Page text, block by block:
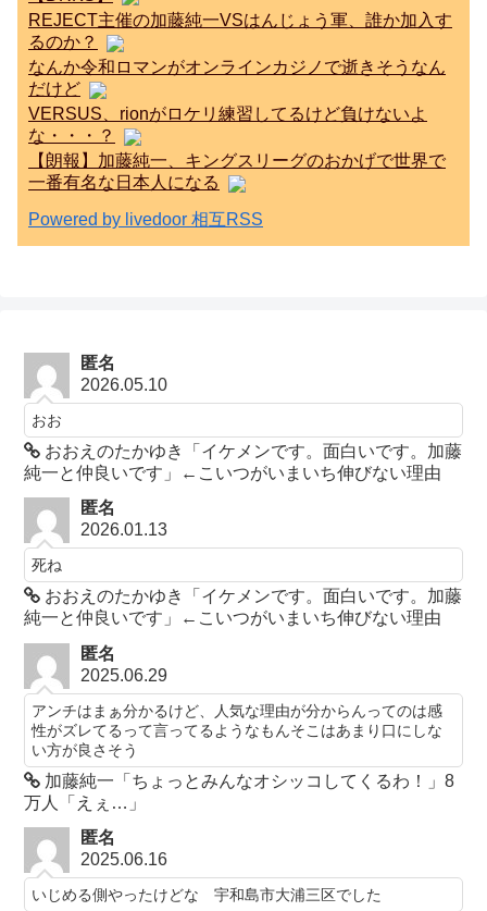
REJECT主催の加藤純一VSはんじょう軍、誰か加入す
るのか？
なんか令和ロマンがオンラインカジノで逝きそうなん
だけど
VERSUS、rionがロケリ練習してるけど負けないよ
な・・・？
【朗報】加藤純一、キングスリーグのおかげで世界で
一番有名な日本人になる
Powered by livedoor 相互RSS
匿名
2026.05.10
おお
おおえのたかゆき「イケメンです。面白いです。加藤
純一と仲良いです」←こいつがいまいち伸びない理由
匿名
2026.01.13
死ね
おおえのたかゆき「イケメンです。面白いです。加藤
純一と仲良いです」←こいつがいまいち伸びない理由
匿名
2025.06.29
アンチはまぁ分かるけど、人気な理由が分からんってのは感
性がズレてるって言ってるようなもんそこはあまり口にしな
い方が良さそう
加藤純一「ちょっとみんなオシッコしてくるわ！」8
万人「えぇ…」
匿名
2025.06.16
いじめる側やったけどな 宇和島市大浦三区でした